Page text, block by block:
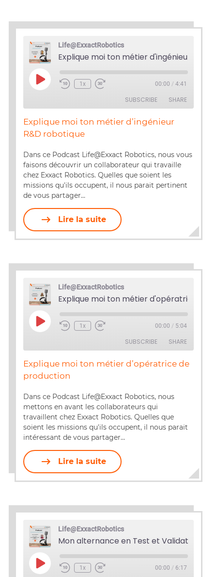
Life@ExxactRobotics
Play
Episode
1x 00:00 / 4:41
SUBSCRIBE SHARE
RSS FEED
SHARE
EMBED
Explique moi ton métier d’ingénieur
R&D robotique
Dans ce Podcast Life@Exxact Robotics, nous vous
faisons découvrir un collaborateur qui travaille
chez Exxact Robotics. Quelles que soient les
missions qu'ils occupent, il nous parait pertinent
de vous partager…
Lire la suite
Life@ExxactRobotics
Play
Episode
1x 00:00 / 5:04
SUBSCRIBE SHARE
RSS FEED
SHARE
EMBED
Explique moi ton métier d’opératrice de
production
Dans ce Podcast Life@Exxact Robotics, nous
mettons en avant les collaborateurs qui
travaillent chez Exxact Robotics. Quelles que
soient les missions qu'ils occupent, il nous parait
intéressant de vous partager…
Lire la suite
Life@ExxactRobotics
Play
Episode
1x 00:00 / 6:17